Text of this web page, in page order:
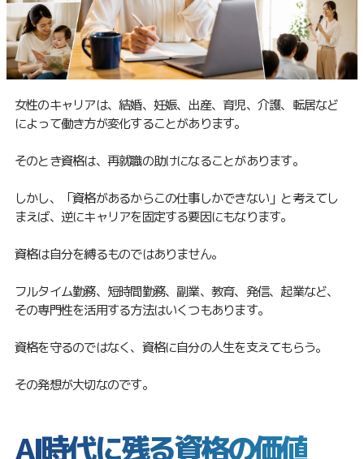
女性のキャリアは、結婚、妊娠、出産、育児、介護、転居など
によって働き方が変化することがあります。
そのとき資格は、再就職の助けになることがあります。
しかし、「資格があるからこの仕事しかできない」と考えてし
まえば、逆にキャリアを固定する要因にもなります。
資格は自分を縛るものではありません。
フルタイム勤務、短時間勤務、副業、教育、発信、起業など、
その専門性を活用する方法はいくつもあります。
資格を守るのではなく、資格に自分の人生を支えてもらう。
その発想が大切なのです。
AI時代に残る資格の価値